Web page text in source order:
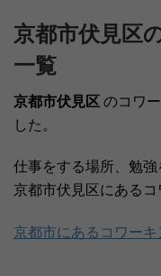
京都市伏見区
一覧
京都市伏見区 のコワ
した。
仕事をする場所、勉
京都市伏見区にあるコ
京都市にあるコワー